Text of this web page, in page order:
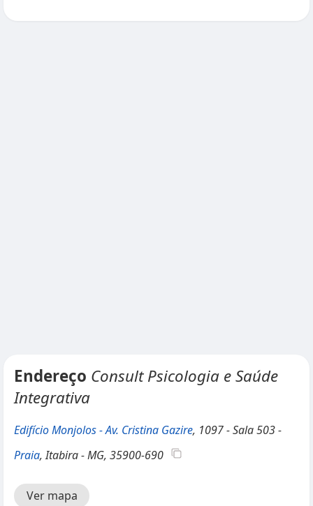
Endereço Consult Psicologia e Saúde
Integrativa
Edifício Monjolos - Av. Cristina Gazire, 1097 - Sala 503 -
Praia, Itabira - MG, 35900-690
Ver mapa